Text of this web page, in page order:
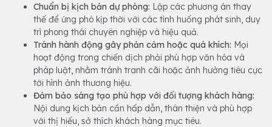
Chuẩn bị kịch bản dự phòng: Lập các phương án thay
thế để ứng phó kịp thời với các tình huống phát sinh, duy
trì phong thái chuyên nghiệp và hiệu quả.
Tránh hành động gây phản cảm hoặc quá khích: Mọi
hoạt động trong chiến dịch phải phù hợp văn hóa và
pháp luật, nhằm tránh tranh cãi hoặc ảnh hưởng tiêu cực
tới hình ảnh thương hiệu.
Đảm bảo sáng tạo phù hợp với đối tượng khách hàng:
Nội dung kịch bản cần hấp dẫn, thân thiện và phù hợp
với thị hiếu, sở thích khách hàng mục tiêu.